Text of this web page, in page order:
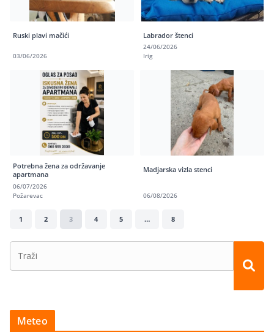
Ruski plavi mačići
03/06/2026
Labrador štenci
24/06/2026
Irig
Potrebna žena za održavanje
apartmana
06/07/2026
Požarevac
Madjarska vizla stenci
06/08/2026
1 2 3 4 5 … 8
Meteo